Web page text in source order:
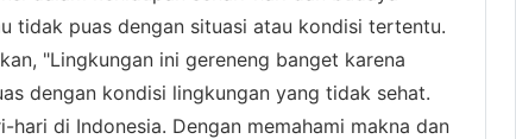
tidak puas dengan situasi atau kondisi tertentu.
"Lingkungan ini gereneng banget karena
dengan kondisi lingkungan yang tidak sehat.
di Indonesia. Dengan memahami makna dan